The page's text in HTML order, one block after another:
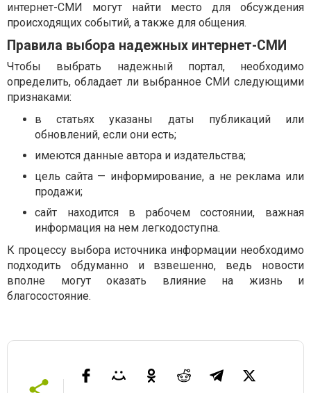
интернет-СМИ могут найти место для обсуждения
происходящих событий, а также для общения.
Правила выбора надежных интернет-СМИ
Чтобы выбрать надежный портал, необходимо
определить, обладает ли выбранное СМИ следующими
признаками:
в статьях указаны даты публикаций или
обновлений, если они есть;
имеются данные автора и издательства;
цель сайта — информирование, а не реклама или
продажи;
сайт находится в рабочем состоянии, важная
информация на нем легкодоступна.
К процессу выбора источника информации необходимо
подходить обдуманно и взвешенно, ведь новости
вполне могут оказать влияние на жизнь и
благосостояние.